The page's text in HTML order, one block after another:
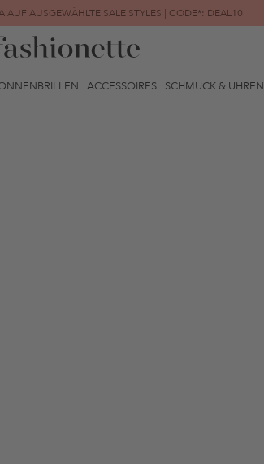
AUF AUSGEWÄHLTE SALE STYLES | CODE*: DEAL10
SALE | BIS ZU -80% REDUZIERT
ACCESSOIRES SCHMUCK & UHREN